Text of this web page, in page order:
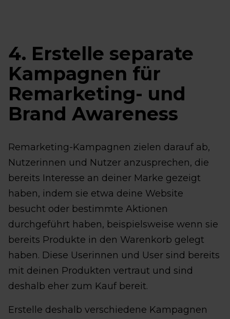
4. Erstelle separate
Kampagnen für
Remarketing- und
Brand Awareness
Remarketing-Kampagnen zielen darauf ab,
Nutzerinnen und Nutzer anzusprechen, die
bereits Interesse an deiner Marke gezeigt
haben, indem sie etwa deine Website
besucht oder bestimmte Aktionen
durchgeführt haben, beispielsweise wenn sie
bereits Produkte in den Warenkorb gelegt
haben. Diese Userinnen und User sind bereits
mit deinen Produkten vertraut und sind
deshalb eher zum Kauf bereit.
Erstelle deshalb verschiedene Kampagnen